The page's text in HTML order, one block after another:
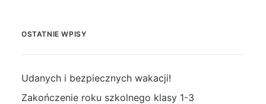
OSTATNIE WPISY
Udanych i bezpiecznych wakacji!
Zakończenie roku szkolnego klasy 1-3